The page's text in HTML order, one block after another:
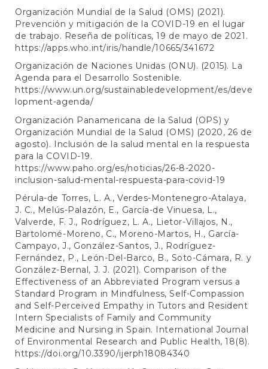
Organización Mundial de la Salud (OMS) (2021).
Prevención y mitigación de la COVID-19 en el lugar
de trabajo. Reseña de políticas, 19 de mayo de 2021.
https://apps.who.int/iris/handle/10665/341672
Organización de Naciones Unidas (ONU). (2015). La
Agenda para el Desarrollo Sostenible.
https://www.un.org/sustainabledevelopment/es/deve
lopment-agenda/
Organización Panamericana de la Salud (OPS) y
Organización Mundial de la Salud (OMS) (2020, 26 de
agosto). Inclusión de la salud mental en la respuesta
para la COVID-19.
https://www.paho.org/es/noticias/26-8-2020-
inclusion-salud-mental-respuesta-para-covid-19
Pérula-de Torres, L. A., Verdes-Montenegro-Atalaya,
J. C., Melús-Palazón, E., García-de Vinuesa, L.,
Valverde, F. J., Rodríguez, L. A., Lietor-Villajos, N.,
Bartolomé-Moreno, C., Moreno-Martos, H., García-
Campayo, J., González-Santos, J., Rodríguez-
Fernández, P., León-Del-Barco, B., Soto-Cámara, R. y
González-Bernal, J. J. (2021). Comparison of the
Effectiveness of an Abbreviated Program versus a
Standard Program in Mindfulness, Self-Compassion
and Self-Perceived Empathy in Tutors and Resident
Intern Specialists of Family and Community
Medicine and Nursing in Spain. International Journal
of Environmental Research and Public Health, 18(8).
https://doi.org/10.3390/ijerph18084340